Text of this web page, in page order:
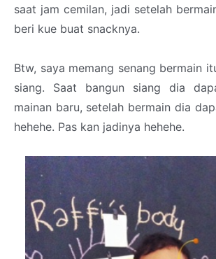
saat jam cemilan, jadi setelah
beri kue buat snacknya.
Btw, saya memang senang bermain
siang. Saat bangun siang dia
mainan baru, setelah bermain dia
hehehe. Pas kan jadinya hehehe.